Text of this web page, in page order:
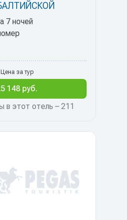
7 ночей
в этот отель – 211
Цена за тур
148 руб.